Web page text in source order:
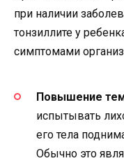
при наличии
тонзиллите у
симптомами
Повышение
испытывать
его тела
Обычно это